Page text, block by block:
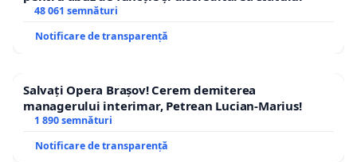
48 061 semnături
Notificare de transparență
Salvați Opera Brașov! Cerem demiterea
managerului interimar, Petrean Lucian-Marius!
1 890 semnături
Notificare de transparență